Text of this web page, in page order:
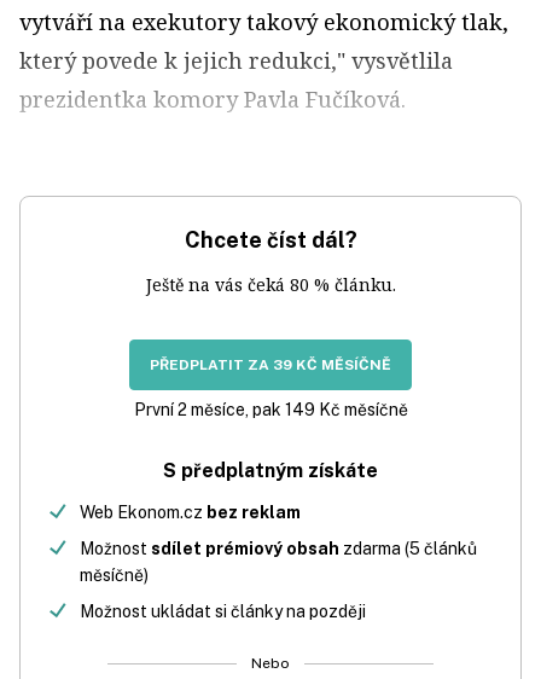
vytváří na exekutory takový ekonomický tlak,
který povede k jejich redukci," vysvětlila
prezidentka komory Pavla Fučíková.
Chcete číst dál?
Ještě na vás čeká 80 % článku.
PŘEDPLATIT ZA 39 KČ MĚSÍČNĚ
První 2 měsíce, pak 149 Kč měsíčně
S předplatným získáte
Web Ekonom.cz bez reklam
Možnost sdílet prémiový obsah zdarma (5 článků
měsíčně)
Možnost ukládat si články na později
Nebo